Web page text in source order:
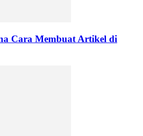
Cara Membuat Artikel di